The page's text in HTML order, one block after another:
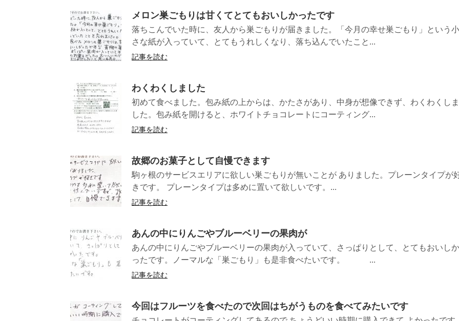
メロン巣ごもりは甘くてとてもおいしかったです
落ちこんでいた時に、友人から巣ごもりが届きました。「今月の幸せ巣ごもり」という小
さな紙が入っていて、とてもうれしくなり、落ち込んでいたこと...
記事を読む
わくわくしました
初めて食べました。包み紙の上からは、かたさがあり、中身が想像できず、わくわくしま
した。包み紙を開けると、ホワイトチョコレートにコーティング...
記事を読む
故郷のお菓子として自慢できます
駒ヶ根のサービスエリアに欲しい巣ごもりが無いことが ありました。プレーンタイプが
きです。 プレーンタイプは多めに置いて欲しいです。...
記事を読む
あんの中にりんごやブルーベリーの果肉が
あんの中にりんごやブルーベリーの果肉が入っていて、さっぱりとして、とてもおいしか
ったです。ノーマルな「巣ごもり」も是非食べたいです。 ...
記事を読む
今回はフルーツを食べたので次回はちがうものを食べてみたいです